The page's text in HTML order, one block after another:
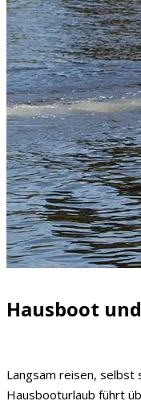
Hausboot
Langsam reisen, selbst
Hausbooturlaub führt